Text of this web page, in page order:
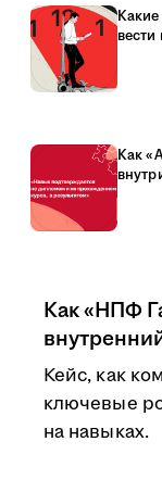
вести
Как
Как «НПФ
Кейс, как
ключевые
на навыках.